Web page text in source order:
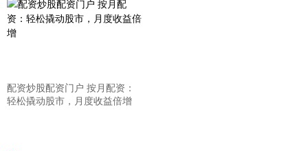
配资炒股配资门户 按月配资：
轻松撬动股市，月度收益倍增